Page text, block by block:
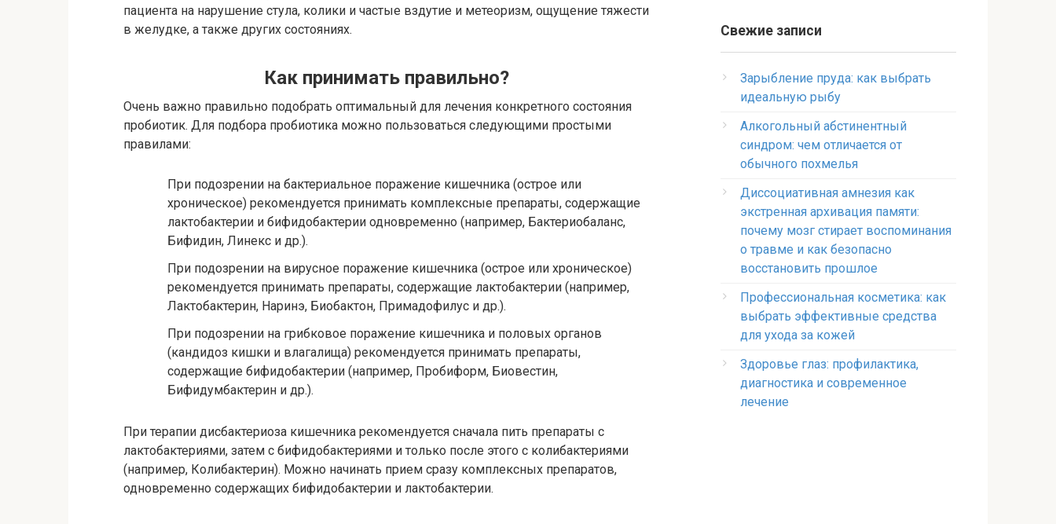
пациента на нарушение стула, колики и частые вздутие и метеоризм, ощущение тяжести
в желудке, а также других состояниях.
Как принимать правильно?
Очень важно правильно подобрать оптимальный для лечения конкретного состояния
пробиотик. Для подбора пробиотика можно пользоваться следующими простыми
правилами:
При подозрении на бактериальное поражение кишечника (острое или
хроническое) рекомендуется принимать комплексные препараты, содержащие
лактобактерии и бифидобактерии одновременно (например, Бактериобаланс,
Бифидин, Линекс и др.).
При подозрении на вирусное поражение кишечника (острое или хроническое)
рекомендуется принимать препараты, содержащие лактобактерии (например,
Лактобактерин, Наринэ, Биобактон, Примадофилус и др.).
При подозрении на грибковое поражение кишечника и половых органов
(кандидоз кишки и влагалища) рекомендуется принимать препараты,
содержащие бифидобактерии (например, Пробиформ, Биовестин,
Бифидумбактерин и др.).
При терапии дисбактериоза кишечника рекомендуется сначала пить препараты с
лактобактериями, затем с бифидобактериями и только после этого с колибактериями
(например, Колибактерин). Можно начинать прием сразу комплексных препаратов,
одновременно содержащих бифидобактерии и лактобактерии.
Свежие записи
Зарыбление пруда: как выбрать
идеальную рыбу
Алкогольный абстинентный
синдром: чем отличается от
обычного похмелья
Диссоциативная амнезия как
экстренная архивация памяти:
почему мозг стирает воспоминания
о травме и как безопасно
восстановить прошлое
Профессиональная косметика: как
выбрать эффективные средства
для ухода за кожей
Здоровье глаз: профилактика,
диагностика и современное
лечение